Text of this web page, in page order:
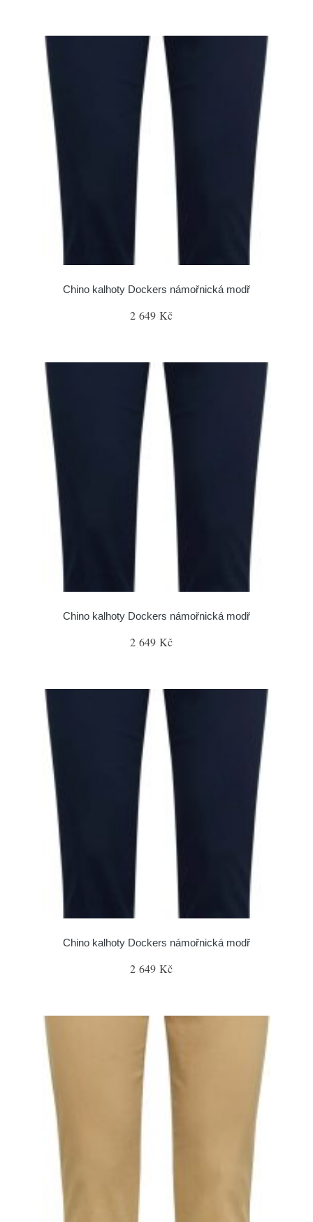
Chino kalhoty Dockers námořnická modř
2 649 Kč
Chino kalhoty Dockers námořnická modř
2 649 Kč
Chino kalhoty Dockers námořnická modř
2 649 Kč